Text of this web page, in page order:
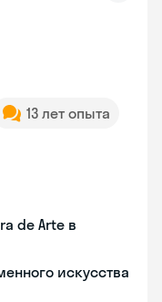
13 лет опыта
de Arte в
искусства